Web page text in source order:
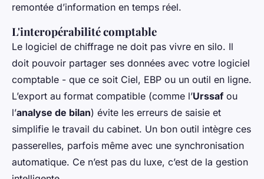
remontée d’information en temps réel.
L'interopérabilité comptable
Le logiciel de chiffrage ne doit pas vivre en silo. Il
doit pouvoir partager ses données avec votre logiciel
comptable - que ce soit Ciel, EBP ou un outil en ligne.
L’export au format compatible (comme l’Urssafou
l’analyse de bilan) évite les erreurs de saisie et
simplifie le travail du cabinet. Un bon outil intègre ces
passerelles, parfois même avec une synchronisation
automatique. Ce n’est pas du luxe, c’est de la gestion